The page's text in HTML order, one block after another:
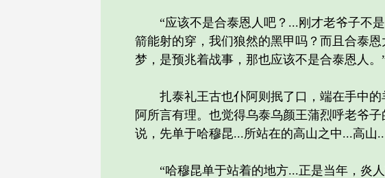
“应该不是合泰恩人吧？...刚才老爷子不是
箭能射的穿，我们狼然的黑甲吗？而且合泰
梦，是预兆着战事，那也应该不是合泰恩人。
扎泰礼王古也仆阿则抿了口，端在手中的
阿所言有理。也觉得乌泰乌颜王蒲烈呼老爷
说，先单于哈穆昆...所站在的高山之中...高山
“哈穆昆单于站着的地方...正是当年，炎人